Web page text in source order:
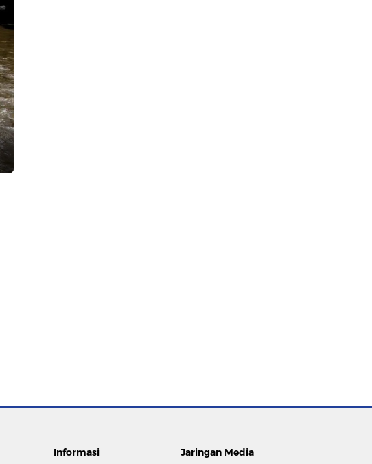
Informasi Jaringan Media